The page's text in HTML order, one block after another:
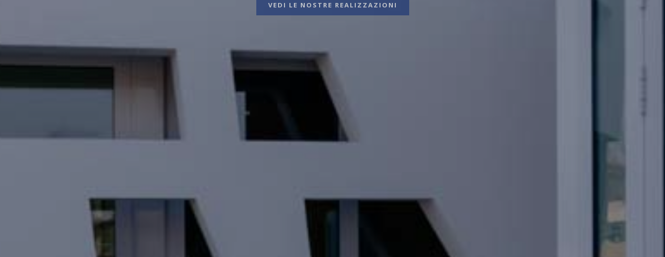
SCOPRI DI PIÙ